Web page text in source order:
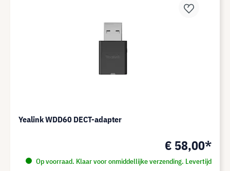
Yealink WDD60 DECT-adapter
€ 58,00*
Op voorraad. Klaar voor onmiddellijke verzending. Levertijd